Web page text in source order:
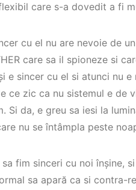
care s-a dovedit a fi
cu el nu are nevoie de
care sa il spioneze si
e sincer cu el si atunci nu
ce zic ca nu sistemul e de
Si da, e greu sa iesi la
nu se întâmpla peste
fim sinceri cu noi înșine,
sa apară ca si contra-